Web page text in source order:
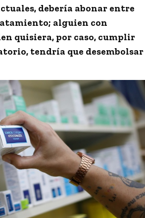
debería abonar entre
alguien con
quisiera, por caso, cumplir
tendría que desembolsar